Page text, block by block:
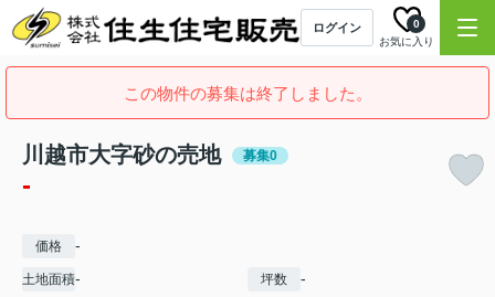
ログイン
お気に入り
0
この物件の募集は終了しました。
川越市大字砂の売地 募集0
-
価格 -
土地面積- 坪数 -